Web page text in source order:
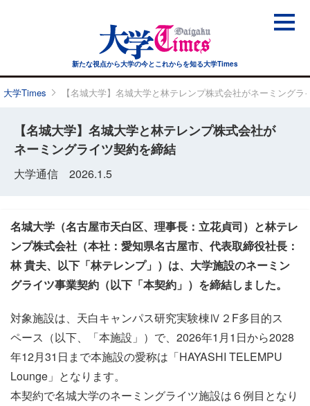
新たな視点から大学の今とこれからを知る大学Times
大学Times 【名城大学】名城大学と林テレンプ株式会社がネーミングラ
【名城大学】名城大学と林テレンプ株式会社が
ネーミングライツ契約を締結
大学通信 2026.1.5
名城大学（名古屋市天白区、理事長：立花貞司）と林テレ
ンプ株式会社（本社：愛知県名古屋市、代表取締役社長：
林 貴夫、以下「林テレンプ」）は、大学施設のネーミン
グライツ事業契約（以下「本契約」）を締結しました。
対象施設は、天白キャンパス研究実験棟Ⅳ２F多目的ス
ペース（以下、「本施設」）で、2026年1月1日から2028
年12月31日まで本施設の愛称は「HAYASHI TELEMPU
Lounge」となります。
本契約で名城大学のネーミングライツ施設は６例目となり